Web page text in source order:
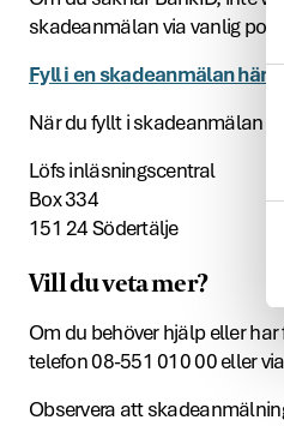
skadeanmälan via vanlig post.
Fyll i en skadeanmälan här
När du fyllt i skadeanmälan
Löfs inläsningscentral
Box 334
151 24 Södertälje
Vill du veta mer?
Om du behöver hjälp eller
telefon 08-551 010 00 eller
Observera att